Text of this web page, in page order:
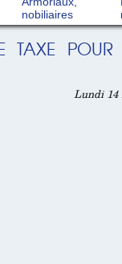
nobiliaires
POUR
Lundi 14